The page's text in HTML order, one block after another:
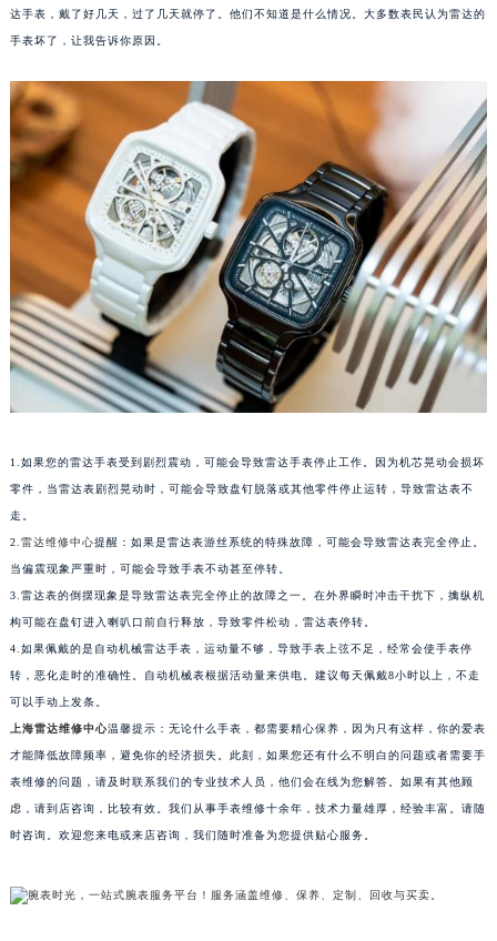
济南市历下区经十路11111号华润中心写字楼（万象城）15层1508室（需提前预约）
厦门市思明区湖滨东路95号华润大厦写字楼B座11层1104室（需提前预约）
福州市鼓楼区五四路128-1号恒力城写字楼15层03室（需提前预约）
成都市锦江区人民东路6号SAC东原中心写字楼24层2406B室（需提前预约）
重庆市江北区观音桥步行街2号融恒时代广场写字楼9层902室（需提前预约）
长沙市芙蓉区定王台街道建湘路393号世茂环球金融中心写字楼（芙蓉广场）10层13室（需提前预约）
郑州市二七区铭功路10号华润大厦写字楼29层2905室（需提前预约）
太原市迎泽区解放路15号亨得利名表服务中心（品牌授权店）3层整层（需提前预约）
沈阳市沈河区中街路137号亨得利名表服务中心（品牌授权店）1层整层（需提前预约）
沈阳市沈河区中街路83号亨得利名表服务中心（品牌授权店）1层整层（需提前预约）
大连市中山区人民路15号国际金融大厦7层G室（需提前预约）
东莞市东城街道鸿福东路1号民盈国贸中心T1写字楼9层907室（需提前预约）
武汉市江汉区解放大道686号世界贸易大厦38层09室（需提前预约）
南宁市青秀区金湖路59号地王大厦12楼1224室（需提前预约）
合肥市蜀山区潜山路111号万象城华润大厦B座12楼03室（需提前预约）
泉州市丰泽区宝洲路729号浦西万达中心写字楼A座7楼709室（需提前预约）
达手表，戴了好几天，过了几天就停了。他们不知道是什么情况。大多数表民认为雷达的
手表坏了，让我告诉你原因。
1.如果您的雷达手表受到剧烈震动，可能会导致雷达手表停止工作。因为机芯晃动会损坏
零件，当雷达表剧烈晃动时，可能会导致盘钉脱落或其他零件停止运转，导致雷达表不
走。
2.雷达维修中心提醒：如果是雷达表游丝系统的特殊故障，可能会导致雷达表完全停止。
当偏震现象严重时，可能会导致手表不动甚至停转。
3.雷达表的倒摆现象是导致雷达表完全停止的故障之一。在外界瞬时冲击干扰下，擒纵机
构可能在盘钉进入喇叭口前自行释放，导致零件松动，雷达表停转。
4.如果佩戴的是自动机械雷达手表，运动量不够，导致手表上弦不足，经常会使手表停
转，恶化走时的准确性。自动机械表根据活动量来供电。建议每天佩戴8小时以上，不走
可以手动上发条。
上海雷达维修中心温馨提示：无论什么手表，都需要精心保养，因为只有这样，你的爱表
才能降低故障频率，避免你的经济损失。此刻，如果您还有什么不明白的问题或者需要手
表维修的问题，请及时联系我们的专业技术人员，他们会在线为您解答。如果有其他顾
虑，请到店咨询，比较有效。我们从事手表维修十余年，技术力量雄厚，经验丰富。请随
时咨询。欢迎您来电或来店咨询，我们随时准备为您提供贴心服务。